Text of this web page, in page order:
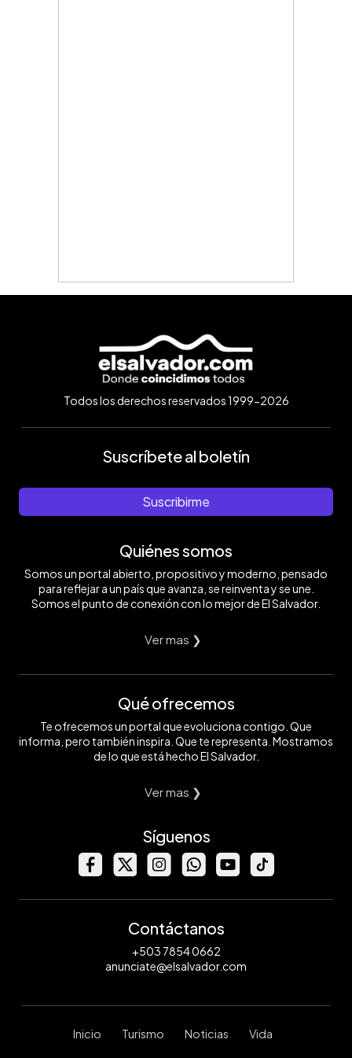
Todos los derechos reservados 1999-2026
Suscríbete al boletín
Suscribirme
Quiénes somos
Somos un portal abierto, propositivo y moderno, pensado
para reflejar a un país que avanza, se reinventa y se une.
Somos el punto de conexión con lo mejor de El Salvador.
Ver mas ❯
Qué ofrecemos
Te ofrecemos un portal que evoluciona contigo. Que
informa, pero también inspira. Que te representa. Mostramos
de lo que está hecho El Salvador.
Ver mas ❯
Síguenos
Contáctanos
+503 7854 0662
anunciate@elsalvador.com
Inicio Turismo Noticias Vida